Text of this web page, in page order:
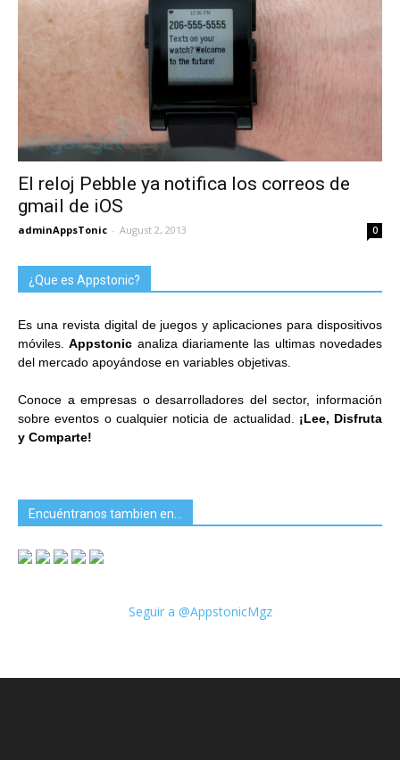
El reloj Pebble ya notifica los correos de
gmail de iOS
adminAppsTonic - August 2, 2013 0
¿Que es Appstonic?
Es una revista digital de juegos y aplicaciones para dispositivos
móviles.Appstonic analiza diariamente las ultimas novedades
del mercado apoyándose en variables objetivas.
Conoce a empresas o desarrolladores del sector, información
sobre eventos o cualquier noticia de actualidad. ¡Lee, Disfruta
y Comparte!
Encuéntranos tambien en…
Seguir a @AppstonicMgz